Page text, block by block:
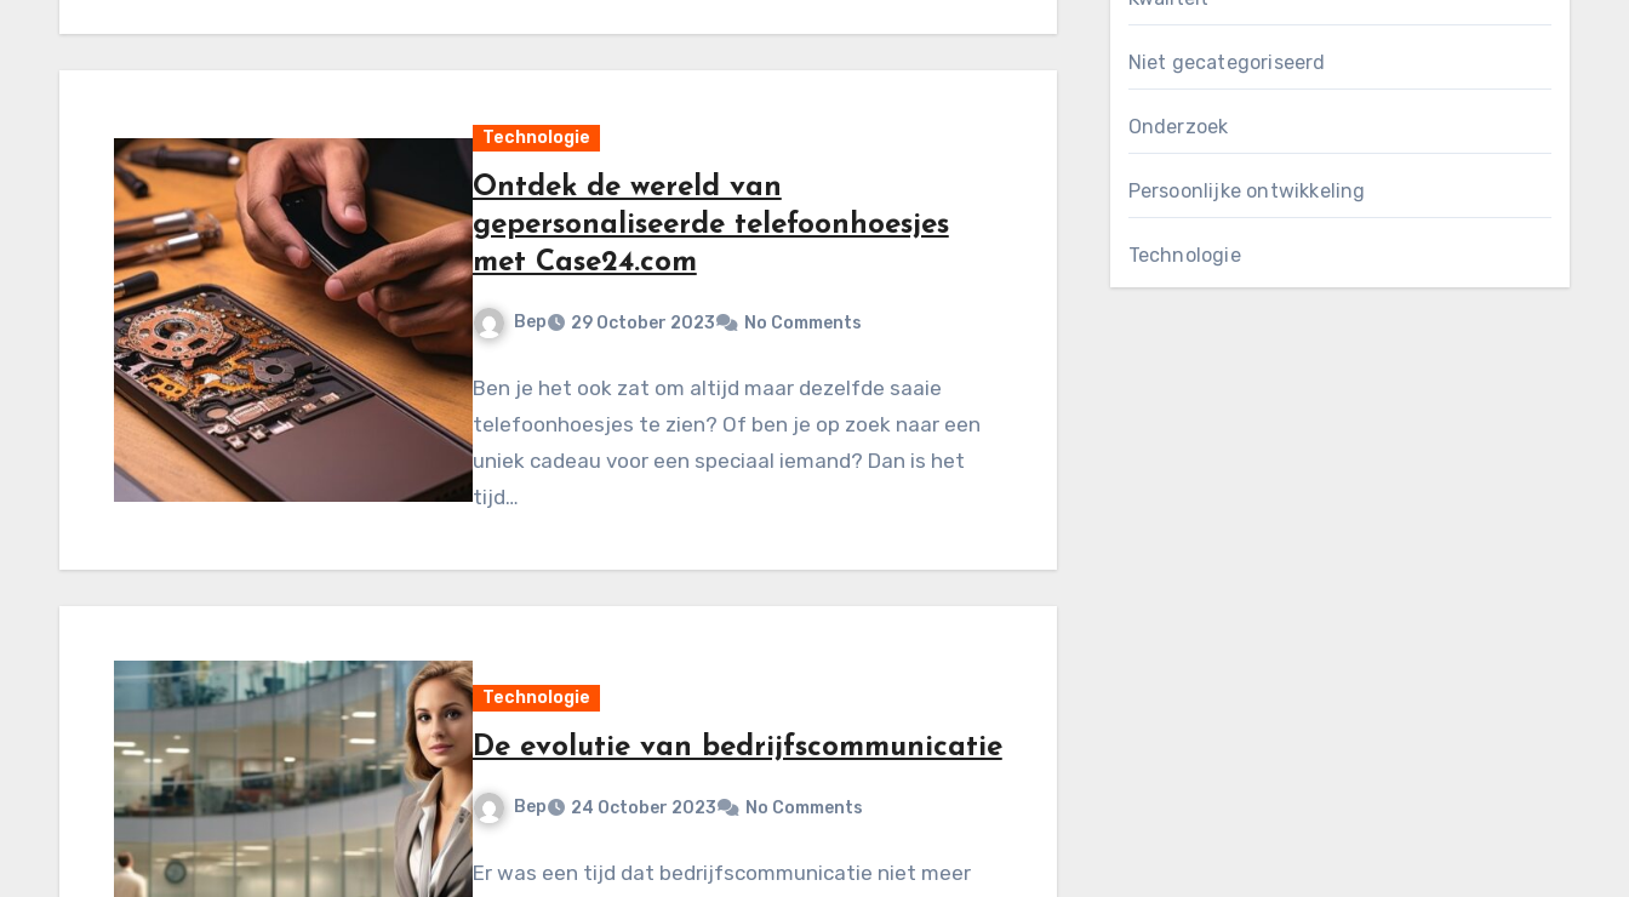
Technologie
Ontdek de wereld van
gepersonaliseerde telefoonhoesjes
met Case24.com
Bep 29 October 2023 No Comments
Ben je het ook zat om altijd maar dezelfde saaie
telefoonhoesjes te zien? Of ben je op zoek naar een
uniek cadeau voor een speciaal iemand? Dan is het
tijd…
Technologie
De evolutie van bedrijfscommunicatie
Bep 24 October 2023 No Comments
Er was een tijd dat bedrijfscommunicatie niet meer
Niet gecategoriseerd
Onderzoek
Persoonlijke ontwikkeling
Technologie